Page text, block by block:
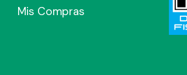
Mis Compras